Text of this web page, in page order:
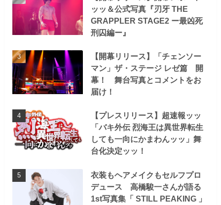
ッッ＆公式写真『刃牙 THE
GRAPPLER STAGE2 ー最凶死
刑囚編ー』
【開幕リリース】「チェンソー
マン」ザ・ステージ レゼ篇 開
幕！ 舞台写真とコメントをお
届け！
【プレスリリース】超速報ッッ
「バキ外伝 烈海王は異世界転生
しても一向にかまわんッッ」舞
台化決定ッッ！
衣装もヘアメイクもセルフプロ
デュース 高橋駿一さんが語る
1st写真集「 STILL PEAKING 」